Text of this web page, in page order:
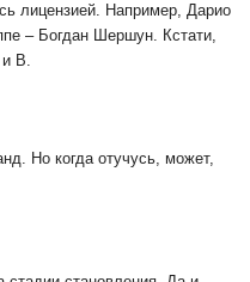
лицензией. Например, Дарио
– Богдан Шершун. Кстати,
и В.
Но когда отучусь, может,